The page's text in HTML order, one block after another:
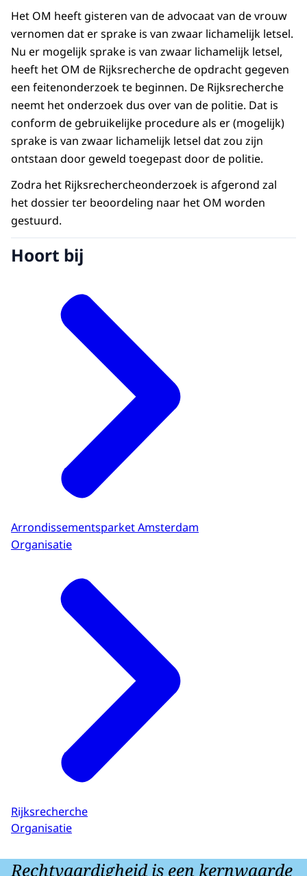
Het OM heeft gisteren van de advocaat van de vrouw
vernomen dat er sprake is van zwaar lichamelijk letsel.
Nu er mogelijk sprake is van zwaar lichamelijk letsel,
heeft het OM de Rijksrecherche de opdracht gegeven
een feitenonderzoek te beginnen. De Rijksrecherche
neemt het onderzoek dus over van de politie. Dat is
conform de gebruikelijke procedure als er (mogelijk)
sprake is van zwaar lichamelijk letsel dat zou zijn
ontstaan door geweld toegepast door de politie.
Zodra het Rijksrechercheonderzoek is afgerond zal
het dossier ter beoordeling naar het OM worden
gestuurd.
Hoort bij
Arrondissementsparket Amsterdam
Organisatie
Rijksrecherche
Organisatie
Rechtvaardigheid is een kernwaarde